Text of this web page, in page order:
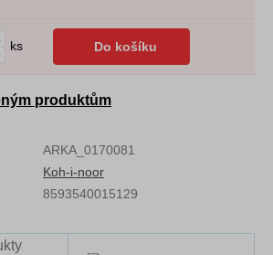
ks Do košíku
produktům
ARKA_0170081
Koh-i-noor
8593540015129